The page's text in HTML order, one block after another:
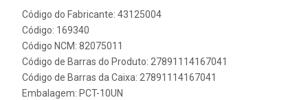
Código do Fabricante: 43125004
Código: 169340
Código NCM: 82075011
Código de Barras do Produto: 27891114167041
Código de Barras da Caixa: 27891114167041
Embalagem: PCT-10UN